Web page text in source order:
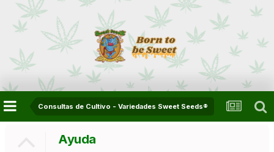
Consultas de Cultivo - Variedades Sweet Seeds®
Ayuda